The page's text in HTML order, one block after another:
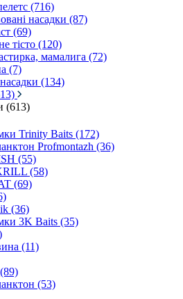
(716)
насадки (87)
(69)
тісто (120)
мамалига (72)
(7)
(134)
(613)
Trinity Baits (172)
Profmontazh (36)
(55)
(58)
(69)
(36)
3K Baits (35)
(11)
(53)